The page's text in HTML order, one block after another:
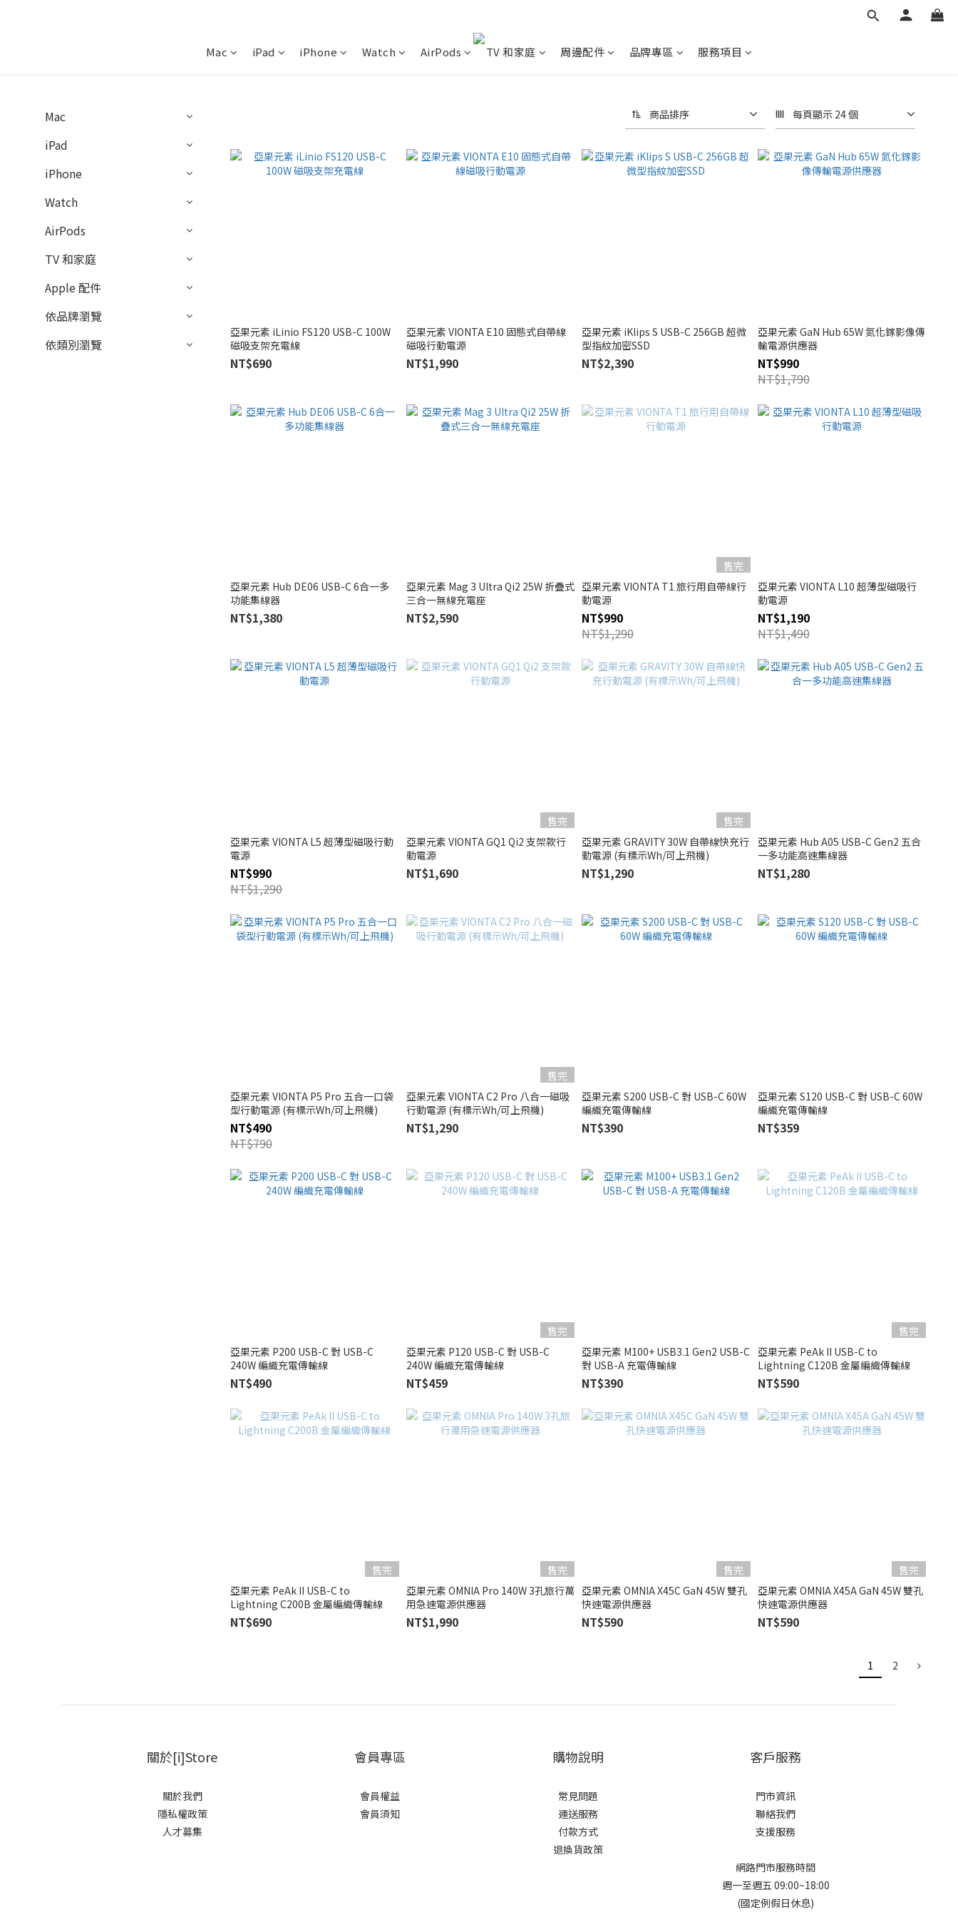
Mac iPad iPhone Watch AirPods TV 和家庭 周邊配件 品牌專區 服務項目
Mac
iPad
iPhone
Watch
AirPods
TV 和家庭
Apple 配件
依品牌瀏覽
依類別瀏覽
商品排序 每頁顯示 24 個
亞果元素 iLinio FS120 USB-C 100W
磁吸支架充電線
NT$690
亞果元素 VIONTA E10 固態式自帶線
磁吸行動電源
NT$1,990
亞果元素 iKlips S USB-C 256GB 超微
型指紋加密SSD
NT$2,390
亞果元素 GaN Hub 65W 氮化鎵影像傳
輸電源供應器
NT$990
NT$1,790
亞果元素 Hub DE06 USB-C 6合一多
功能集線器
NT$1,380
亞果元素 Mag 3 Ultra Qi2 25W 折疊式
三合一無線充電座
NT$2,590
售完
亞果元素 VIONTA T1 旅行用自帶線行
動電源
NT$990
NT$1,290
亞果元素 VIONTA L10 超薄型磁吸行
動電源
NT$1,190
NT$1,490
亞果元素 VIONTA L5 超薄型磁吸行動
電源
NT$990
NT$1,290
售完
亞果元素 VIONTA GQ1 Qi2 支架款行
動電源
NT$1,690
售完
亞果元素 GRAVITY 30W 自帶線快充行
動電源 (有標示Wh/可上飛機)
NT$1,290
亞果元素 Hub A05 USB-C Gen2 五合
一多功能高速集線器
NT$1,280
亞果元素 VIONTA P5 Pro 五合一口袋
型行動電源 (有標示Wh/可上飛機)
NT$490
NT$790
售完
亞果元素 VIONTA C2 Pro 八合一磁吸
行動電源 (有標示Wh/可上飛機)
NT$1,290
亞果元素 S200 USB-C 對 USB-C 60W
編織充電傳輸線
NT$390
亞果元素 S120 USB-C 對 USB-C 60W
編織充電傳輸線
NT$359
亞果元素 P200 USB-C 對 USB-C
240W 編織充電傳輸線
NT$490
售完
亞果元素 P120 USB-C 對 USB-C
240W 編織充電傳輸線
NT$459
亞果元素 M100+ USB3.1 Gen2 USB-C
對 USB-A 充電傳輸線
NT$390
售完
亞果元素 PeAk II USB-C to
Lightning C120B 金屬編織傳輸線
NT$590
售完
亞果元素 PeAk II USB-C to
Lightning C200B 金屬編織傳輸線
NT$690
售完
亞果元素 OMNIA Pro 140W 3孔旅行萬
用急速電源供應器
NT$1,990
售完
亞果元素 OMNIA X45C GaN 45W 雙孔
快速電源供應器
NT$590
售完
亞果元素 OMNIA X45A GaN 45W 雙孔
快速電源供應器
NT$590
1 2
關於[i]Store
關於我們
隱私權政策
人才募集
會員專區
會員權益
會員須知
購物說明
常見問題
運送服務
付款方式
退換貨政策
客戶服務
門市資訊
聯絡我們
支援服務
網路門市服務時間
週一至週五 09:00~18:00
(國定例假日休息)